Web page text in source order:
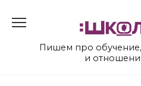
Пишем про
и